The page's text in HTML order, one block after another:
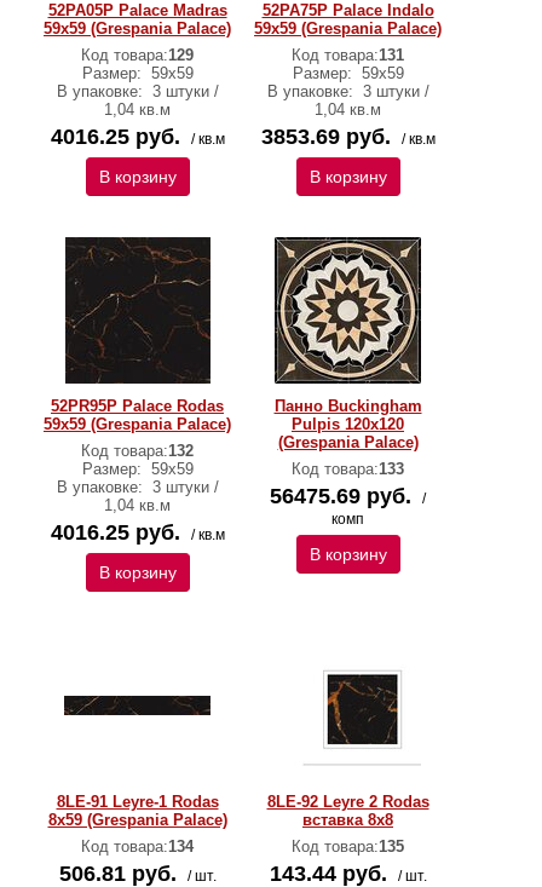
52PA05P Palace Madras
59x59 (Grespania Palace)
Код товара:129
Размер: 59x59
В упаковке: 3 штуки /
1,04 кв.м
4016.25 руб. / кв.м
В корзину
52PA75P Palace Indalo
59x59 (Grespania Palace)
Код товара:131
Размер: 59x59
В упаковке: 3 штуки /
1,04 кв.м
3853.69 руб. / кв.м
В корзину
52PR95P Palace Rodas
59x59 (Grespania Palace)
Код товара:132
Размер: 59x59
В упаковке: 3 штуки /
1,04 кв.м
4016.25 руб. / кв.м
В корзину
Панно Buckingham
Pulpis 120х120
(Grespania Palace)
Код товара:133
56475.69 руб.
/
комп
В корзину
8LE-91 Leyre-1 Rodas
8х59 (Grespania Palace)
Код товара:134
506.81 руб. / шт.
8LE-92 Leyre 2 Rodas
вставка 8х8
Код товара:135
143.44 руб. / шт.